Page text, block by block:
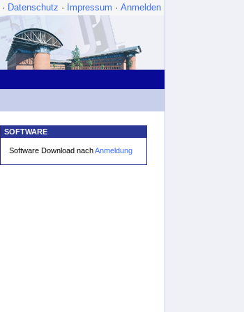
· Datenschutz · Impressum · Anmelden
SOFTWARE
Software Download nachAnmeldung